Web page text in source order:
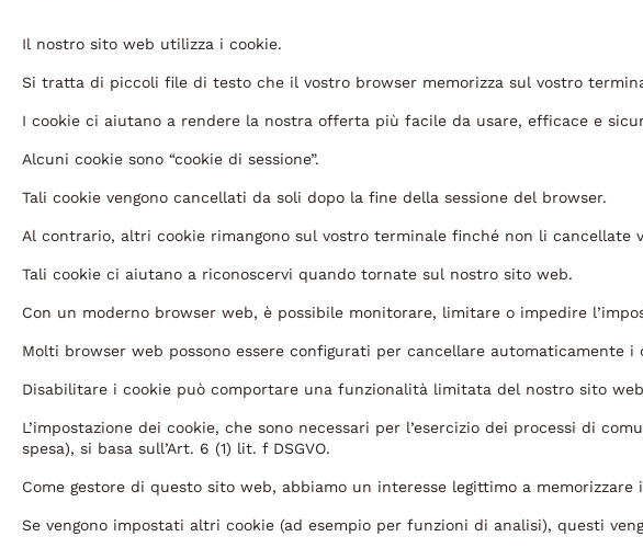
Il nostro sito web utilizza i cookie.
Si tratta di piccoli file di testo che il vostro browser memorizza sul vostro
I cookie ci aiutano a rendere la nostra offerta più facile da usare, efficace e
Alcuni cookie sono “cookie di sessione”.
Tali cookie vengono cancellati da soli dopo la fine della sessione del browser.
Al contrario, altri cookie rimangono sul vostro terminale finché non li cancellate
Tali cookie ci aiutano a riconoscervi quando tornate sul nostro sito web.
Con un moderno browser web, è possibile monitorare, limitare o impedire
Molti browser web possono essere configurati per cancellare automaticamente
Disabilitare i cookie può comportare una funzionalità limitata del nostro sito
L’impostazione dei cookie, che sono necessari per l’esercizio dei processi di
spesa), si basa sull’Art. 6 (1) lit. f DSGVO.
Come gestore di questo sito web, abbiamo un interesse legittimo a
Se vengono impostati altri cookie (ad esempio per funzioni di analisi), questi